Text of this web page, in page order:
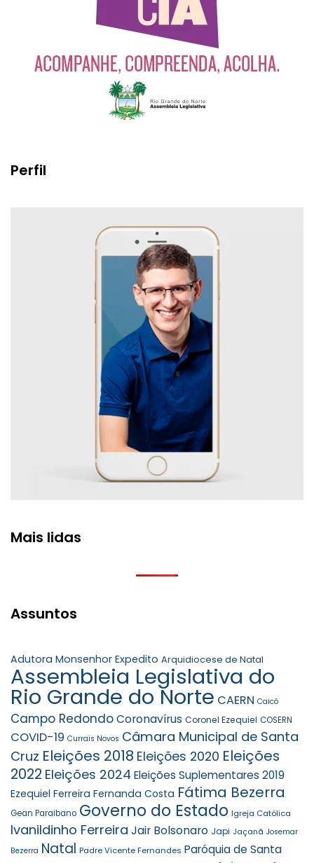
Perfil
Mais lidas
Assuntos
Adutora Monsenhor Expedito Arquidiocese de Natal
Assembleia Legislativa do
Rio Grande do Norte CAERN Caicó
Campo RedondoCoronavírus Coronel Ezequiel COSERN
COVID-19 Currais Novos Câmara Municipal de Santa
Cruz Eleições 2018 Eleições 2020 Eleições
2022 Eleições 2024 Eleições Suplementares 2019
Ezequiel Ferreira Fernanda Costa Fátima Bezerra
Gean Paraibano Governo do Estado Igreja Católica
Ivanildinho Ferreira Jair Bolsonaro Japi Jaçanã Josemar
Bezerra Natal Padre Vicente Fernandes Paróquia de Santa